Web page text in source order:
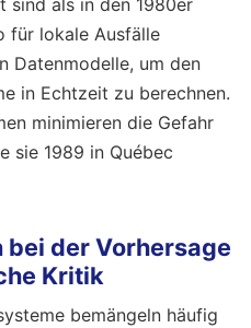
sind als in den 1980er
für lokale Ausfälle
Datenmodelle, um den
in Echtzeit zu berechnen.
minimieren die Gefahr
sie 1989 in Québec
der Vorhersage
Kritik
bemängeln häufig